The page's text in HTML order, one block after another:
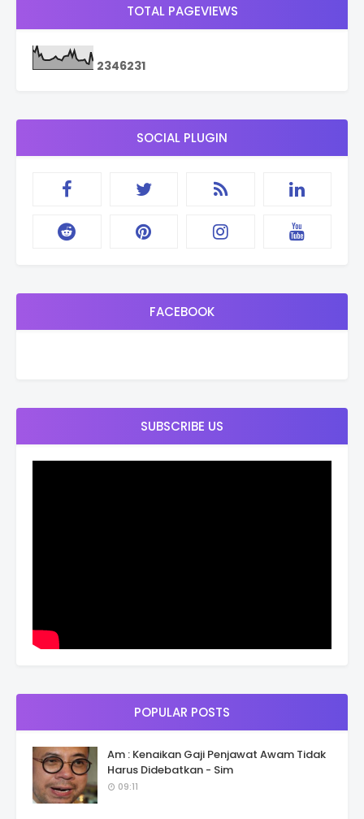
TOTAL PAGEVIEWS
2346231
SOCIAL PLUGIN
FACEBOOK
SUBSCRIBE US
POPULAR POSTS
Am : Kenaikan Gaji Penjawat Awam Tidak
Harus Didebatkan - Sim
09:11